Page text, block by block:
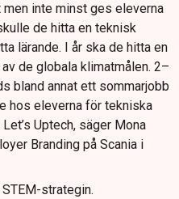
inte minst ges eleverna
de hitta en teknisk
lärande. I år ska de hitta en
de globala klimatmålen. 2–
bland annat ett sommarjobb
hos eleverna för tekniska
Uptech, säger Mona
Branding på Scania i
strategin.